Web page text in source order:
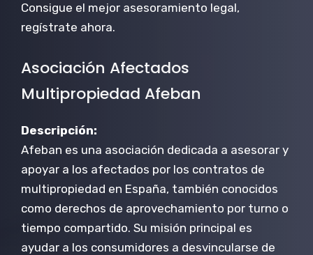
Consigue el mejor asesoramiento legal,
regístrate ahora.
Asociación Afectados
Multipropiedad Afeban
Descripción:
Afeban es una asociación dedicada a asesorar y
apoyar a los afectados por los contratos de
multipropiedad en España, también conocidos
como derechos de aprovechamiento por turno o
tiempo compartido. Su misión principal es
ayudar a los consumidores a desvincularse de